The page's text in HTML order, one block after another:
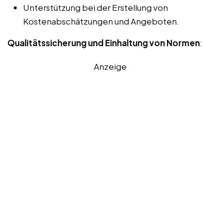
Unterstützung bei der Erstellung von
Kostenabschätzungen und Angeboten.
Qualitätssicherung und Einhaltung von Normen:
Anzeige